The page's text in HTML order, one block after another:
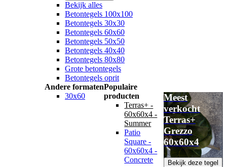
Bekijk alles
Betontegels 100x100
Betontegels 30x30
Betontegels 60x60
Betontegels 50x50
Betontegels 40x40
Betontegels 80x80
Grote betontegels
Betontegels oprit
Andere formaten
30x60
Populaire
producten
Terras+ -
60x60x4 -
Summer
Patio
Square -
60x60x4 -
Concrete
Meest
verkocht
Terras+
Grezzo
60x60x4
Bekijk deze tegel